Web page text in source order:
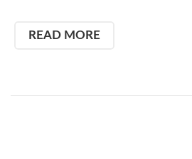
READ MORE